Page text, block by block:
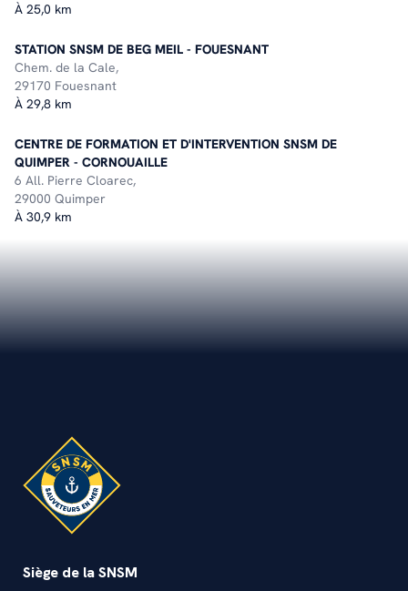
À 25,0 km
STATION SNSM DE BEG MEIL - FOUESNANT
Chem. de la Cale,
29170 Fouesnant
À 29,8 km
CENTRE DE FORMATION ET D'INTERVENTION SNSM DE
QUIMPER - CORNOUAILLE
6 All. Pierre Cloarec,
29000 Quimper
À 30,9 km
Siège de la SNSM